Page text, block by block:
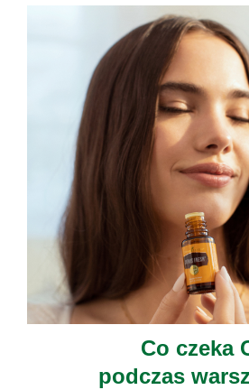
Co czeka
podczas